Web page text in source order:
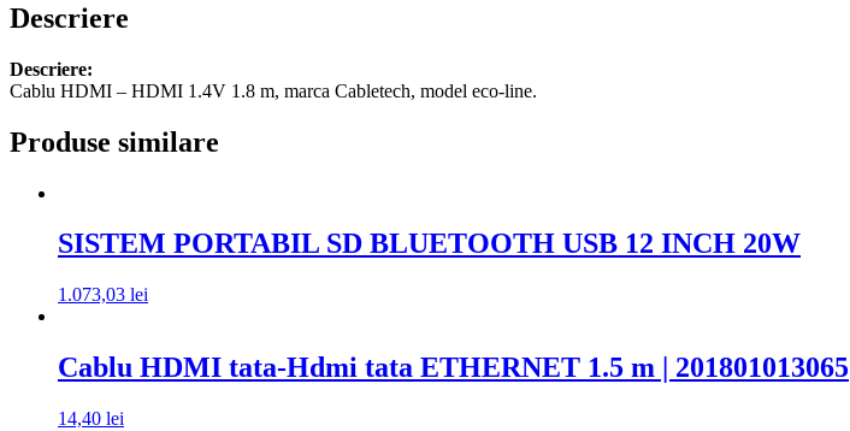
Descriere
Descriere:
Cablu HDMI – HDMI 1.4V 1.8 m, marca Cabletech, model eco-line.
Produse similare
SISTEM PORTABIL SD BLUETOOTH USB 12 INCH 20W
1.073,03 lei
Cablu HDMI tata-Hdmi tata ETHERNET 1.5 m | 201801013065
14,40 lei